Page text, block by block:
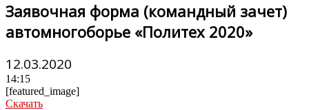
Заявочная форма (командный зачет)
автомногоборье «Политех 2020»
12.03.2020
14:15
[featured_image]
Скачать